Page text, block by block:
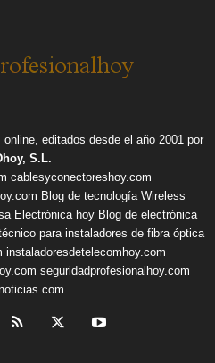
editados desde el año 2001 por
S.L.
cablesyconectoreshoy.com
Blog de tecnología Wireless
Electrónica hoy Blog de electrónica
para instaladores de fibra óptica
instaladoresdetelecomhoy.com
seguridadprofesionalhoy.com